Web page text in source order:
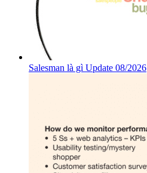
Salesman là gì Update 08/2026